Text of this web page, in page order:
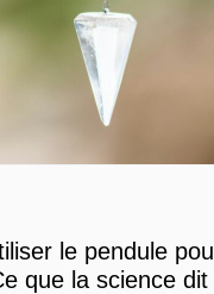
le pendule
que la science